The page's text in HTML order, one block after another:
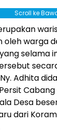
Scroll ke
oleh warga
selama
Adhita
Cabang
Desa
dari